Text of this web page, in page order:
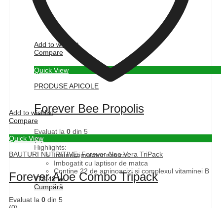
Add to wishlist
Compare
Quick View
PRODUSE APICOLE
Forever Bee Propolis
Evaluat la 0 din 5
(0)
Highlights:
Imunostimulator natural
Imbogatit cu laptisor de matca
Contine 22 de aminoacizi si complexul vitaminei B
178,48lei
Cumpără
Add to wishlist
Compare
Quick View
BAUTURI NUTRITIVE,Forever Aloe Vera TriPack
Forever Aloe Combo Tripack
Evaluat la 0 din 5